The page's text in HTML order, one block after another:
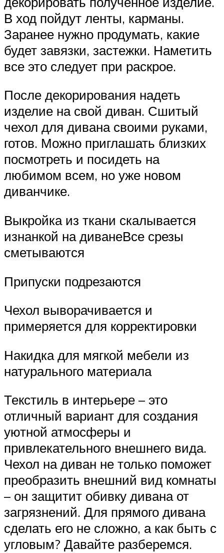
В ход пойдут ленты, карманы.
Заранее нужно продумать, какие
будет завязки, застежки. Наметить
все это следует при раскрое.
После декорирования надеть
изделие на свой диван. Сшитый
чехол для дивана своими руками,
готов. Можно приглашать близких
посмотреть и посидеть на
любимом всем, но уже новом
диванчике.
Выкройка из ткани скалывается
изнанкой на диванеВсе срезы
сметываются
Припуски подрезаются
Чехол выворачивается и
примеряется для корректировки
Накидка для мягкой мебели из
натурального материала
Текстиль в интерьере – это
отличный вариант для создания
уютной атмосферы и
привлекательного внешнего вида.
Чехол на диван не только поможет
преобразить внешний вид комнаты
– он защитит обивку дивана от
загрязнений. Для прямого дивана
сделать его не сложно, а как быть с
угловым? Давайте разберемся.